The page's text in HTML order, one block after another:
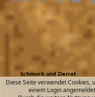
n
Schmuck und Zierrat
Kontakt
Diese Seite verwendet
einem Login